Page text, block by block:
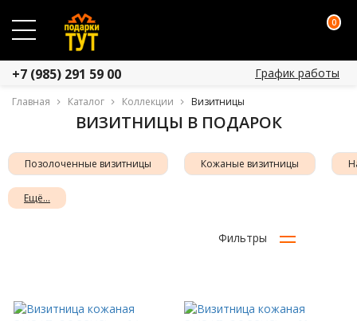
0
+7 (985) 291 59 00 График работы
Главная Каталог Коллекции Визитницы
ВИЗИТНИЦЫ В ПОДАРОК
Позолоченные визитницы Кожаные визитницы
Ещё...
Фильтры